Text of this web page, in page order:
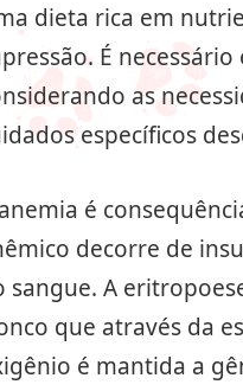
dieta rica em
É
as
específicos
é
decorre de
sangue. A
que através da
é mantida a